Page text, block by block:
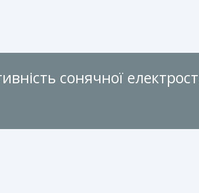
сонячної